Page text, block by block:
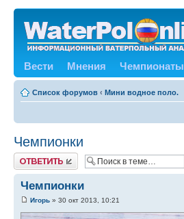
Вести Мнения Чемпионаты
Список форумов ‹ Мини водное поло.
Чемпионки
Ответить
Чемпионки
Игорь » 30 окт 2013, 10:21